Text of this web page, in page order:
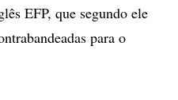
EFP, que segundo ele
para o